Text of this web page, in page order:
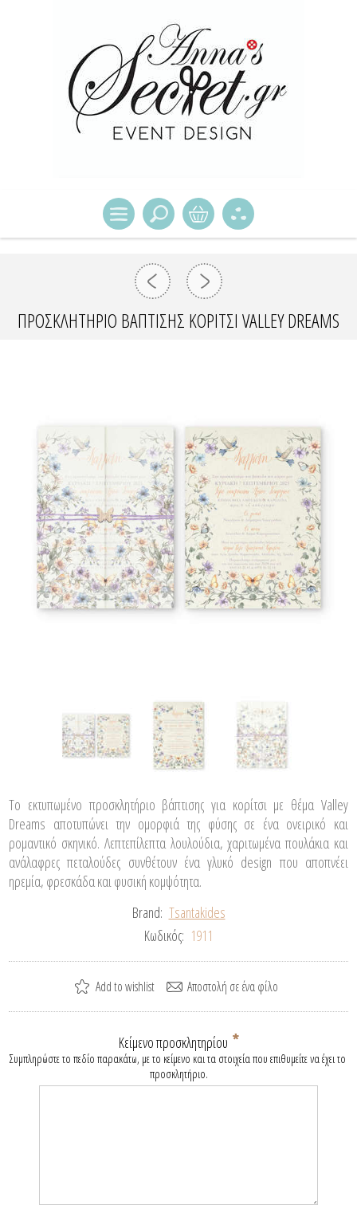
ΠΡΟΣΚΛΗΤΉΡΙΟ ΒΆΠΤΙΣΗΣ ΚΟΡΊΤΣΙ VALLEY DREAMS
Το εκτυπωμένο προσκλητήριο βάπτισης για κορίτσι με θέμα Valley
Dreams αποτυπώνει την ομορφιά της φύσης σε ένα ονειρικό και
ρομαντικό σκηνικό. Λεπτεπίλεπτα λουλούδια, χαριτωμένα πουλάκια και
ανάλαφρες πεταλούδες συνθέτουν ένα γλυκό design που αποπνέει
ηρεμία, φρεσκάδα και φυσική κομψότητα.
Brand: Tsantakides
Κωδικός: 1911
Κείμενο προσκλητηρίου *
Συμπληρώστε το πεδίο παρακάτω, με το κείμενο και τα στοιχεία που επιθυμείτε να έχει το
προσκλητήριο.